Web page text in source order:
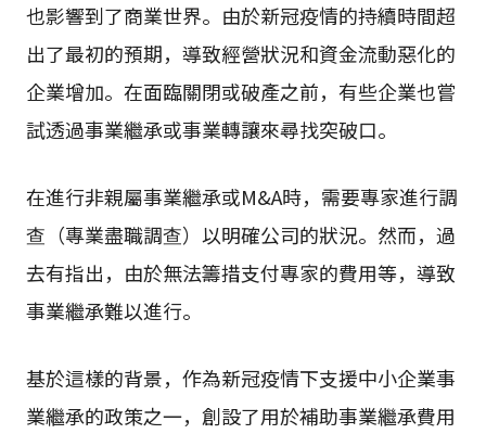
也影響到了商業世界。由於新冠疫情的持續時間超
出了最初的預期，導致經營狀況和資金流動惡化的
企業增加。在面臨關閉或破產之前，有些企業也嘗
試透過事業繼承或事業轉讓來尋找突破口。
在進行非親屬事業繼承或M&A時，需要專家進行調
查（專業盡職調查）以明確公司的狀況。然而，過
去有指出，由於無法籌措支付專家的費用等，導致
事業繼承難以進行。
基於這樣的背景，作為新冠疫情下支援中小企業事
業繼承的政策之一，創設了用於補助事業繼承費用